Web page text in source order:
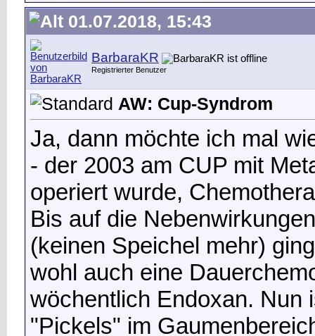
01.07.2018, 15:43
BarbaraKR
Registrierter Benutzer
AW: Cup-Syndrom
Ja, dann möchte ich mal
- der 2003 am CUP mit
operiert wurde,
Bis auf die
(keinen Speichel mehr)
wohl auch eine
wöchentlich Endoxan. Nun
"Pickels" im